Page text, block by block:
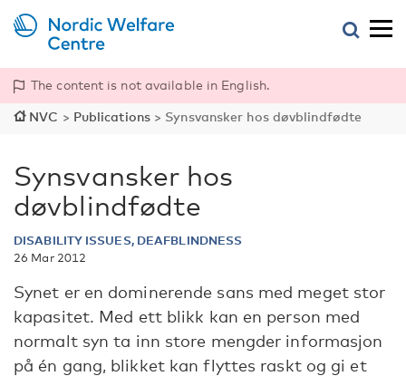
The content is not available in English.
NVC > Publications> Synsvansker hos døvblindfødte
Synsvansker hos
døvblindfødte
DISABILITY ISSUES, DEAFBLINDNESS
26 Mar 2012
Synet er en dominerende sans med meget stor
kapasitet. Med ett blikk kan en person med
normalt syn ta inn store mengder informasjon
på én gang, blikket kan flyttes raskt og gi et